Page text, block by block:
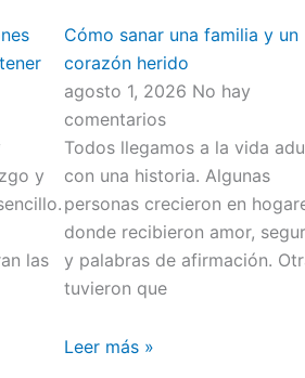
y
las
Cómo sanar una familia y un
corazón herido
agosto 1, 2026 No hay
comentarios
Todos llegamos a la vida
con una historia. Algunas
personas crecieron en
donde recibieron amor,
y palabras de afirmación.
tuvieron que
Leer más »